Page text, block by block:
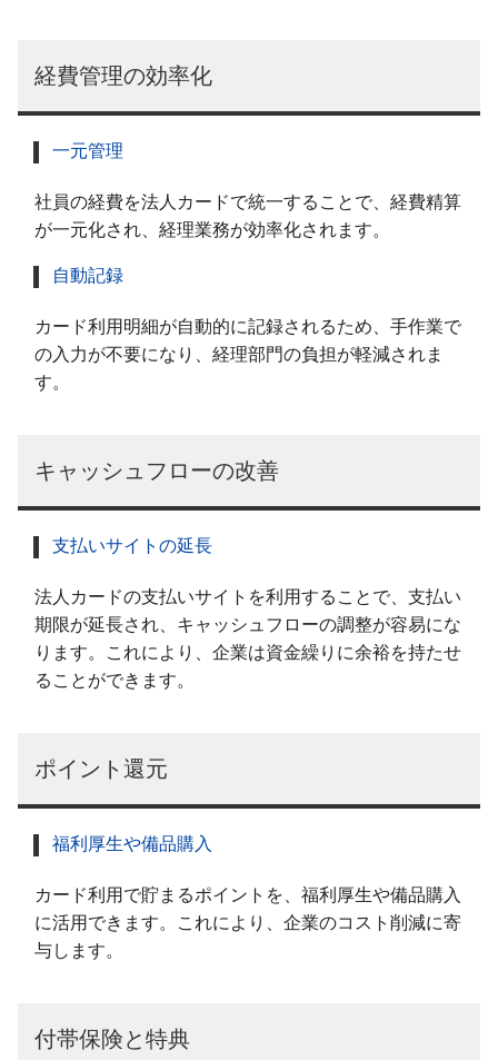
経費管理の効率化
一元管理
社員の経費を法人カードで統一することで、経費精算
が一元化され、経理業務が効率化されます。
自動記録
カード利用明細が自動的に記録されるため、手作業で
の入力が不要になり、経理部門の負担が軽減されま
す。
キャッシュフローの改善
支払いサイトの延長
法人カードの支払いサイトを利用することで、支払い
期限が延長され、キャッシュフローの調整が容易にな
ります。これにより、企業は資金繰りに余裕を持たせ
ることができます。
ポイント還元
福利厚生や備品購入
カード利用で貯まるポイントを、福利厚生や備品購入
に活用できます。これにより、企業のコスト削減に寄
与します。
付帯保険と特典